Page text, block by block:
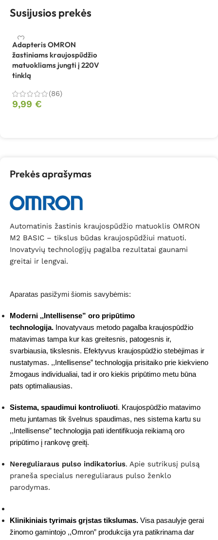
Susijusios prekės
Adapteris OMRON
žastiniams kraujospūdžio
matuokliams jungti į 220V
tinklą
(86)
9,99 €
Prekės aprašymas
Automatinis žastinis kraujospūdžio matuoklis OMRON
M2 BASIC – tikslus būdas kraujospūdžiui matuoti.
Inovatyvių technologijų pagalba rezultatai gaunami
greitai ir lengvai.
Aparatas pasižymi šiomis savybėmis:
Moderni ,,Intellisense” oro pripūtimo
technologija. Inovatyvaus metodo pagalba kraujospūdžio
matavimas tampa kur kas greitesnis, patogesnis ir,
svarbiausia, tikslesnis. Efektyvus kraujospūdžio stebėjimas ir
nustatymas. ,,Intellisense” technologija prisitaiko prie kiekvieno
žmogaus individualiai, tad ir oro kiekis pripūtimo metu būna
pats optimaliausias.
Sistema, spaudimui kontroliuoti. Kraujospūdžio matavimo
metu juntamas tik švelnus spaudimas, nes sistema kartu su
,,Intellisense” technologija pati identifikuoja reikiamą oro
pripūtimo į rankovę greitį.
Nereguliaraus pulso indikatorius. Apie sutrikusį pulsą
praneša specialus nereguliaraus pulso ženklo
parodymas.
Klinikiniais tyrimais grįstas tikslumas. Visa pasaulyje gerai
žinomo gamintojo ,,Omron” produkcija yra patikrinama dar